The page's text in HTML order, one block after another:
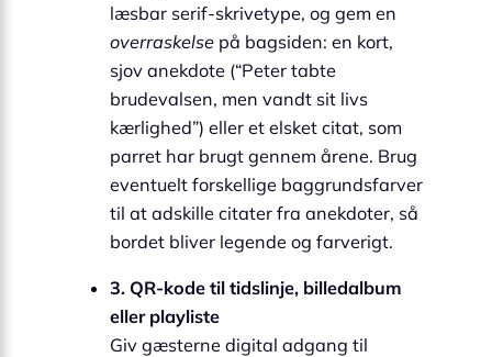
læsbar serif-skrivetype, og gem en
overraskelse på bagsiden: en kort,
sjov anekdote (“Peter tabte
brudevalsen, men vandt sit livs
kærlighed”) eller et elsket citat, som
parret har brugt gennem årene. Brug
eventuelt forskellige baggrundsfarver
til at adskille citater fra anekdoter, så
bordet bliver legende og farverigt.
3. QR-kode til tidslinje, billedalbum
eller playliste
Giv gæsterne digital adgang til